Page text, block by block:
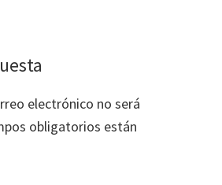
electrónico no será
obligatorios están